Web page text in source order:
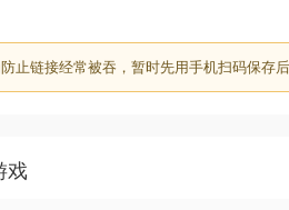
止链接经常被吞，暂时先用手机扫码保存
戏